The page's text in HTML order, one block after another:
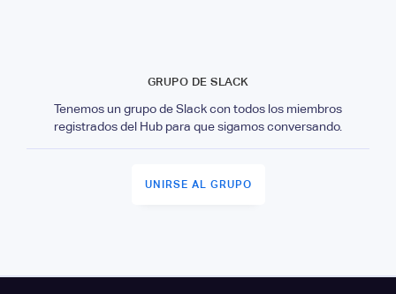
GRUPO DE SLACK
Tenemos un grupo de Slack con todos los miembros
registrados del Hub para que sigamos conversando.
UNIRSE AL GRUPO